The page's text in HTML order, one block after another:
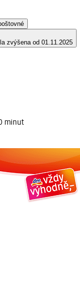
zvýšena od 01.11.2025
minut